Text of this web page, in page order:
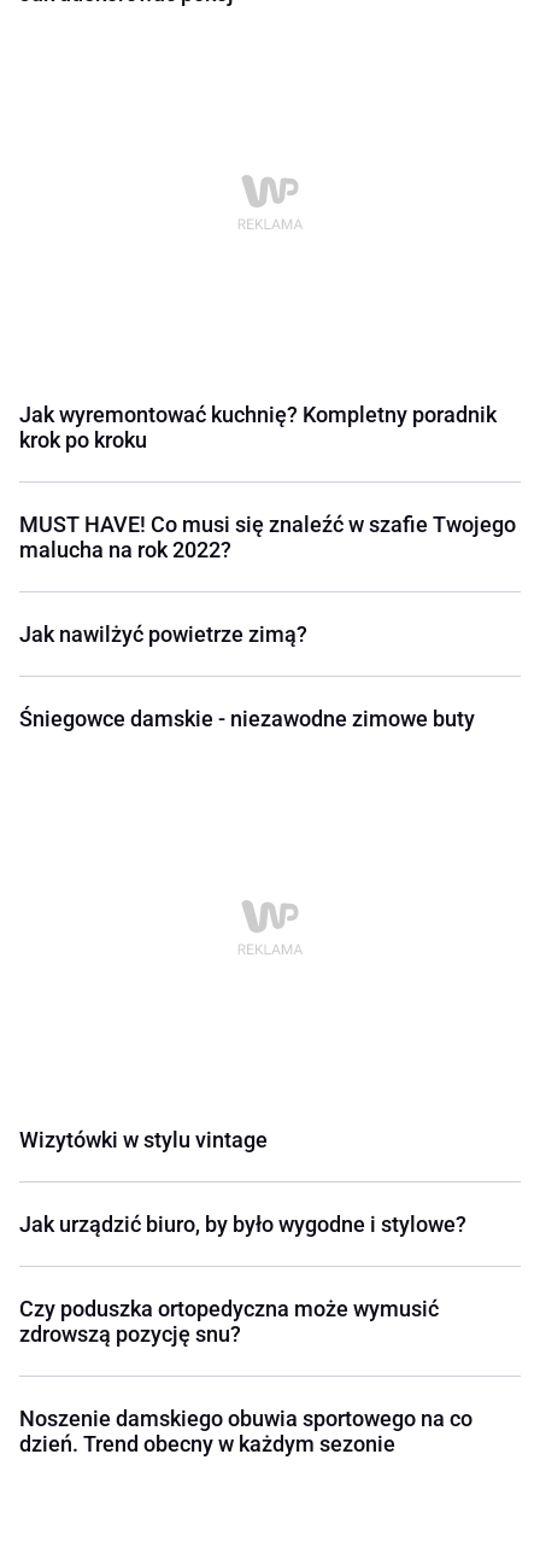
Jak wyremontować kuchnię? Kompletny poradnik
krok po kroku
MUST HAVE! Co musi się znaleźć w szafie Twojego
malucha na rok 2022?
Jak nawilżyć powietrze zimą?
Śniegowce damskie - niezawodne zimowe buty
Wizytówki w stylu vintage
Jak urządzić biuro, by było wygodne i stylowe?
Czy poduszka ortopedyczna może wymusić
zdrowszą pozycję snu?
Noszenie damskiego obuwia sportowego na co
dzień. Trend obecny w każdym sezonie